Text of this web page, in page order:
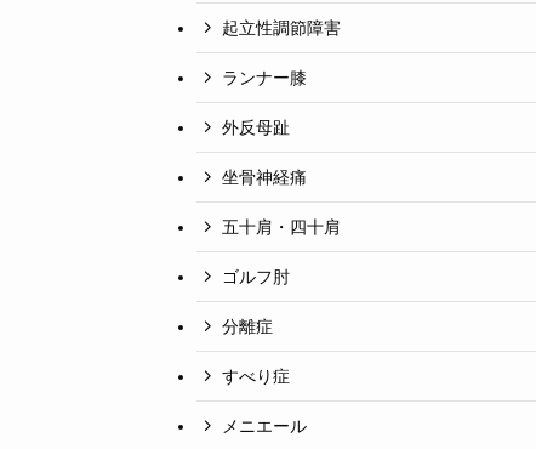
起立性調節障害
ランナー膝
外反母趾
坐骨神経痛
五十肩・四十肩
ゴルフ肘
分離症
すべり症
メニエール